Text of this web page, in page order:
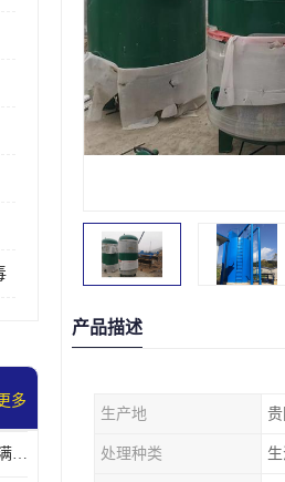
多
石英砂过滤器 适用范围广 满足不同的需求
产品描述
生产地 贵
处理种类